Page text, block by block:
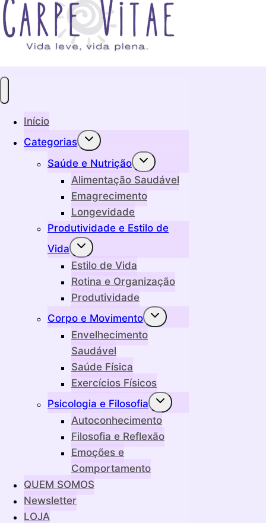
Início
Categorias
Alternar
menu
Saúde e Nutrição
Alternar
menu
filho
Alimentação Saudável
Emagrecimento
Longevidade
Produtividade e Estilo de
Vida
Alternar
menu
filho
Estilo de Vida
Rotina e Organização
Produtividade
Corpo e Movimento
Alternar
menu
Envelhecimento
Saudável
Saúde Física
Exercícios Físicos
Psicologia e Filosofia
Alternar
menu
filho
Autoconhecimento
Filosofia e Reflexão
Emoções e
Comportamento
QUEM SOMOS
Newsletter
LOJA